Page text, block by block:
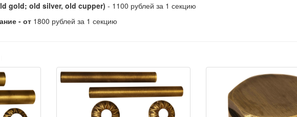
gold; old silver, old cupper) - 1100 рублей за 1 секцию
- от 1800 рублей за 1 секцию